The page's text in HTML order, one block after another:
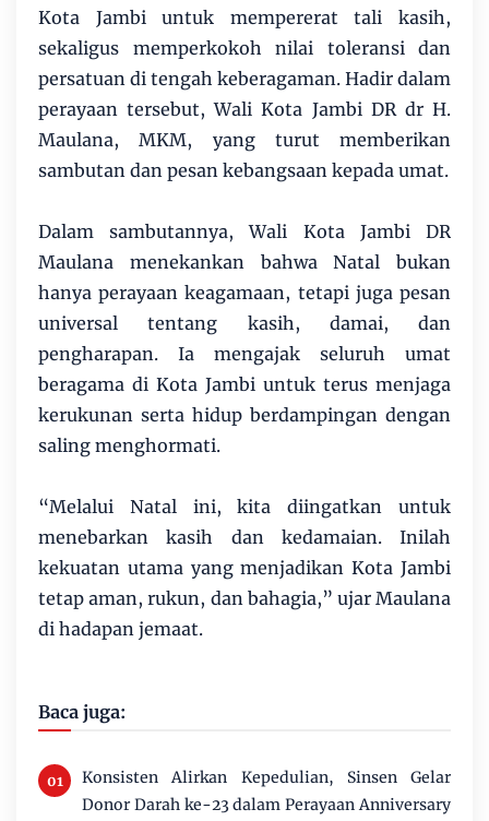
Kota Jambi untuk mempererat tali kasih,
sekaligus memperkokoh nilai toleransi dan
persatuan di tengah keberagaman. Hadir dalam
perayaan tersebut, Wali Kota Jambi DR dr H.
Maulana, MKM, yang turut memberikan
sambutan dan pesan kebangsaan kepada umat.
Dalam sambutannya, Wali Kota Jambi DR
Maulana menekankan bahwa Natal bukan
hanya perayaan keagamaan, tetapi juga pesan
universal tentang kasih, damai, dan
pengharapan. Ia mengajak seluruh umat
beragama di Kota Jambi untuk terus menjaga
kerukunan serta hidup berdampingan dengan
saling menghormati.
“Melalui Natal ini, kita diingatkan untuk
menebarkan kasih dan kedamaian. Inilah
kekuatan utama yang menjadikan Kota Jambi
tetap aman, rukun, dan bahagia,” ujar Maulana
di hadapan jemaat.
Baca juga:
Konsisten Alirkan Kepedulian, Sinsen Gelar
Donor Darah ke-23 dalam Perayaan Anniversary